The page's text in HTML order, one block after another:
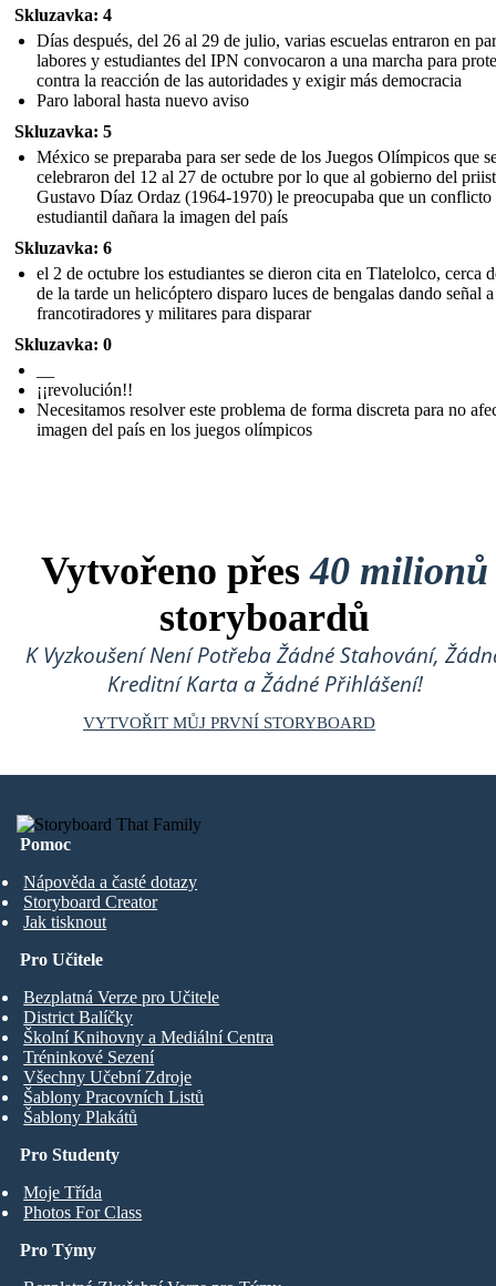
Skluzavka: 4
Días después, del 26 al 29 de julio, varias escuelas entraron en
labores y estudiantes del IPN convocaron a una marcha para
contra la reacción de las autoridades y exigir más democracia
Paro laboral hasta nuevo aviso
Skluzavka: 5
México se preparaba para ser sede de los Juegos Olímpicos que
celebraron del 12 al 27 de octubre por lo que al gobierno del
Gustavo Díaz Ordaz (1964-1970) le preocupaba que un conflicto
estudiantil dañara la imagen del país
Skluzavka: 6
el 2 de octubre los estudiantes se dieron cita en Tlatelolco, cerca
de la tarde un helicóptero disparo luces de bengalas dando señal
francotiradores y militares para disparar
Skluzavka: 0
¡¡revolución!!
Necesitamos resolver este problema de forma discreta para no
imagen del país en los juegos olímpicos
Vytvořeno přes40 milionů
storyboardů
K Vyzkoušení Není Potřeba Žádné Stahování,
Kreditní Karta a Žádné Přihlášení!
VYTVOŘIT MŮJ PRVNÍ STORYBOARD
Pomoc
Nápověda a časté dotazy
Storyboard Creator
Jak tisknout
Pro Studenty
Moje Třída
Photos For Class
Pro Učitele
Bezplatná Verze pro Učitele
District Balíčky
Školní Knihovny a Mediální Centra
Tréninkové Sezení
Všechny Učební Zdroje
Šablony Pracovních Listů
Šablony Plakátů
Pro Týmy